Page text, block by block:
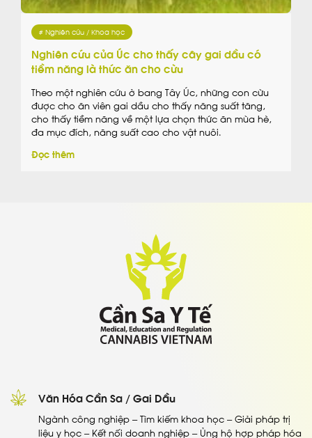
# Nghiên cứu / Khoa học
Nghiên cứu của Úc cho thấy cây gai dầu có
tiềm năng là thức ăn cho cừu
Theo một nghiên cứu ở bang Tây Úc, những con cừu
được cho ăn viên gai dầu cho thấy năng suất tăng,
cho thấy tiềm năng về một lựa chọn thức ăn mùa hè,
đa mục đích, năng suất cao cho vật nuôi.
Đọc thêm
Văn Hóa Cần Sa / Gai Dầu
Ngành công nghiệp – Tìm kiếm khoa học – Giải pháp trị
liệu y học – Kết nối doanh nghiệp – Ủng hộ hợp pháp hóa